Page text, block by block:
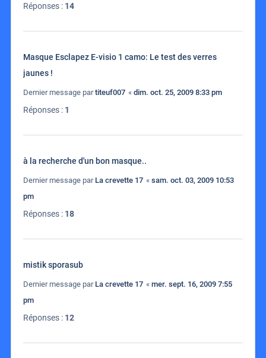
Réponses : 14
Masque Esclapez E-visio 1 camo: Le test des verres
jaunes !
Dernier message partiteuf007 « dim. oct. 25, 2009 8:33 pm
Réponses : 1
à la recherche d'un bon masque..
Dernier message par La crevette 17 « sam. oct. 03, 2009 10:53
pm
Réponses : 18
mistik sporasub
Dernier message par La crevette 17 « mer. sept. 16, 2009 7:55
pm
Réponses : 12